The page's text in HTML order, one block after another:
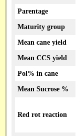
Parentage
Maturity group
Mean cane yield
Mean CCS yield
Pol% in cane
Mean Sucrose %
Red rot reaction